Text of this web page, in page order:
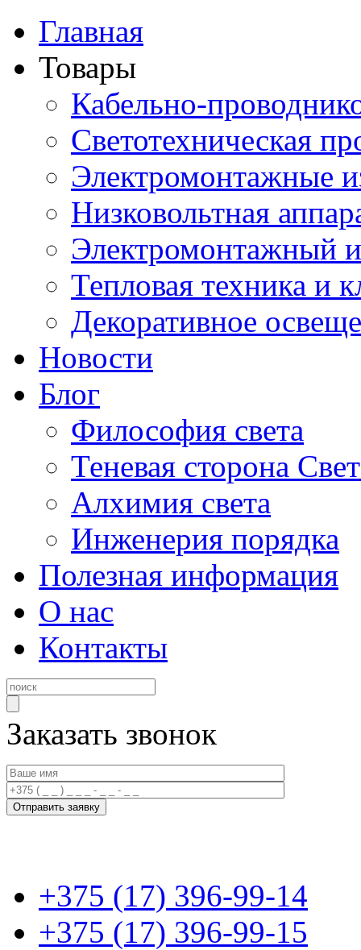
Главная
Товары
Кабельно-
Светотехническая
Электромонтажные
Низковольтная
Электромонтажный
Тепловая техника и
Декоративное
Новости
Блог
Философия света
Теневая сторона
Алхимия света
Инженерия порядка
Полезная информация
О нас
Контакты
Заказать звонок
+375 (17) 396-99-14
+375 (17) 396-99-15